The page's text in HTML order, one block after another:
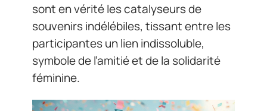
sont en vérité les catalyseurs de
souvenirs indélébiles, tissant entre les
participantes un lien indissoluble,
symbole de l’amitié et de la solidarité
féminine.